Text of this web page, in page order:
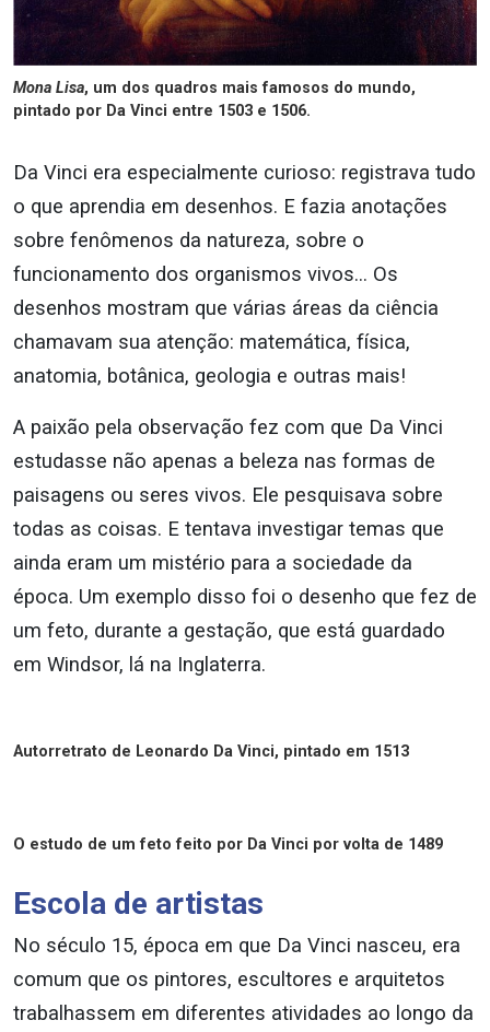
Mona Lisa, um dos quadros mais famosos do mundo,
pintado por Da Vinci entre 1503 e 1506.
Da Vinci era especialmente curioso: registrava tudo
o que aprendia em desenhos. E fazia anotações
sobre fenômenos da natureza, sobre o
funcionamento dos organismos vivos… Os
desenhos mostram que várias áreas da ciência
chamavam sua atenção: matemática, física,
anatomia, botânica, geologia e outras mais!
A paixão pela observação fez com que Da Vinci
estudasse não apenas a beleza nas formas de
paisagens ou seres vivos. Ele pesquisava sobre
todas as coisas. E tentava investigar temas que
ainda eram um mistério para a sociedade da
época. Um exemplo disso foi o desenho que fez de
um feto, durante a gestação, que está guardado
em Windsor, lá na Inglaterra.
Autorretrato de Leonardo Da Vinci, pintado em 1513
O estudo de um feto feito por Da Vinci por volta de 1489
Escola de artistas
No século 15, época em que Da Vinci nasceu, era
comum que os pintores, escultores e arquitetos
trabalhassem em diferentes atividades ao longo da